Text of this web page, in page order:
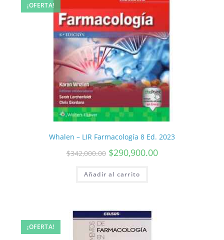
¡OFERTA!
Whalen – LIR Farmacología 8 Ed. 2023
$342,000.00 $290,900.00
Añadir al carrito
¡OFERTA!